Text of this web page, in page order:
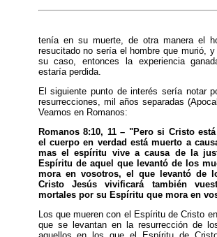
tenía en su muerte, de otra manera el
resucitado no sería el hombre que murió,
su caso, entonces la experiencia
estaría perdida.
El siguiente punto de interés sería notar
resurrecciones, mil años separadas
Veamos en Romanos:
Romanos 8:10, 11 – "Pero si Cristo
el cuerpo en verdad está muerto a
mas el espíritu vive a causa de la
Espíritu de aquel que levantó de los
mora en vosotros, el que levantó de
Cristo Jesús vivificará también
mortales por su Espíritu que mora en
Los que mueren con el Espíritu de Cristo
que se levantan en la resurrección de